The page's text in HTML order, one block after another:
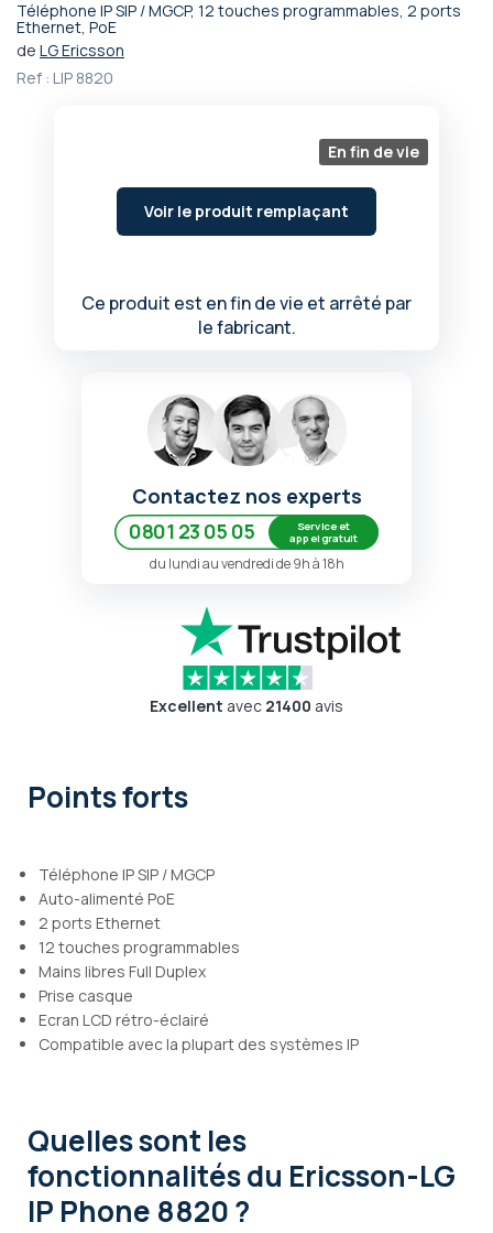
Téléphone IP SIP / MGCP, 12 touches programmables, 2 ports
Ethernet, PoE
de LG Ericsson
Ref : LIP 8820
En fin de vie
Voir le produit remplaçant
Ce produit est en fin de vie et arrêté par
le fabricant.
Passer
au
de
Contactez nos experts
0801 23 05 05
Service et
appel gratuit
du lundi au vendredi de 9h à 18h
Excellent avec 21400 avis
Points forts
Téléphone IP SIP / MGCP
Auto-alimenté PoE
2 ports Ethernet
12 touches programmables
Mains libres Full Duplex
Prise casque
Ecran LCD rétro-éclairé
Compatible avec la plupart des systèmes IP
Quelles sont les
fonctionnalitésdu Ericsson-LG
IP Phone 8820 ?